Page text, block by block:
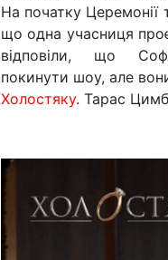
На початку Церемонії
що одна учасниця
відповіли, що
покинути шоу, але
Холостяку. Тарас